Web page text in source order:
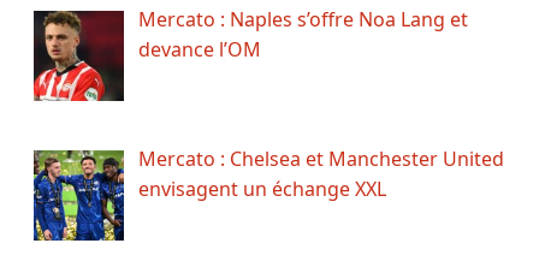
Mercato : Naples s’offre Noa Lang et
devance l’OM
Mercato : Chelsea et Manchester United
envisagent un échange XXL